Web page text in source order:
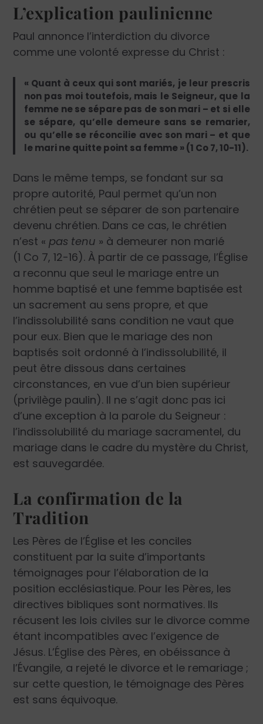
L’explication paulinienne
Paul annonce l’interdiction du divorce
comme une volonté expresse du Christ :
« Quant à ceux qui sont mariés, je leur prescris
non pas moi toutefois, mais le Seigneur, que la
femme ne se sépare pas de son mari – et si elle
se sépare, qu’elle demeure sans se remarier,
ou qu’elle se réconcilie avec son mari – et que
le mari ne quitte point sa femme » (1 Co 7, 10-11).
Dans le même temps, se fondant sur sa
propre autorité, Paul permet qu’un non
chrétien peut se séparer de son partenaire
devenu chrétien. Dans ce cas, le chrétien
n’est « pas tenu » à demeurer non marié
(1 Co 7, 12-16). À partir de ce passage, l’Église
a reconnu que seul le mariage entre un
homme baptisé et une femme baptisée est
un sacrement au sens propre, et que
l’indissolubilité sans condition ne vaut que
pour eux. Bien que le mariage des non
baptisés soit ordonné à l’indissolubilité, il
peut être dissous dans certaines
circonstances, en vue d’un bien supérieur
(privilège paulin). Il ne s’agit donc pas ici
d’une exception à la parole du Seigneur :
l’indissolubilité du mariage sacramentel, du
mariage dans le cadre du mystère du Christ,
est sauvegardée.
La confirmation de la
Tradition
Les Pères de l’Église et les conciles
constituent par la suite d’importants
témoignages pour l’élaboration de la
position ecclésiastique. Pour les Pères, les
directives bibliques sont normatives. Ils
récusent les lois civiles sur le divorce comme
étant incompatibles avec l’exigence de
Jésus. L’Église des Pères, en obéissance à
l’Évangile, a rejeté le divorce et le remariage ;
sur cette question, le témoignage des Pères
est sans équivoque.